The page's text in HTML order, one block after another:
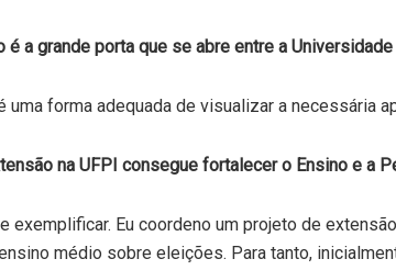
é a grande porta que se abre entre a
uma forma adequada de visualizar a necessária
na UFPI consegue fortalecer o Ensino e a
exemplificar. Eu coordeno um projeto de
médio sobre eleições. Para tanto,